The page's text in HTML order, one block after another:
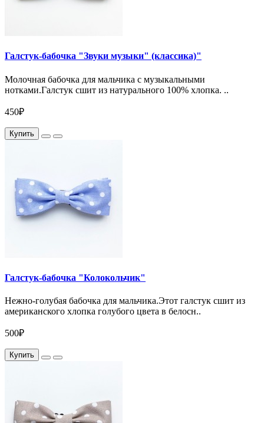
Галстук-бабочка "Звуки музыки" (классика)"
Молочная бабочка для мальчика с музыкальными
нотками.Галстук сшит из натурального 100% хлопка. ..
450₽
Купить
Галстук-бабочка "Колокольчик"
Нежно-голубая бабочка для мальчика.Этот галстук сшит из
американского хлопка голубого цвета в белосн..
500₽
Купить